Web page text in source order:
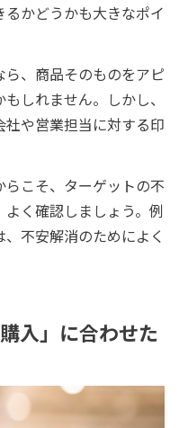
かどうかも大きなポイ
、商品そのものをアピ
しれません。しかし、
や営業担当に対する印
こそ、ターゲットの不
く確認しましょう。例
不安解消のためによく
入」に合わせた